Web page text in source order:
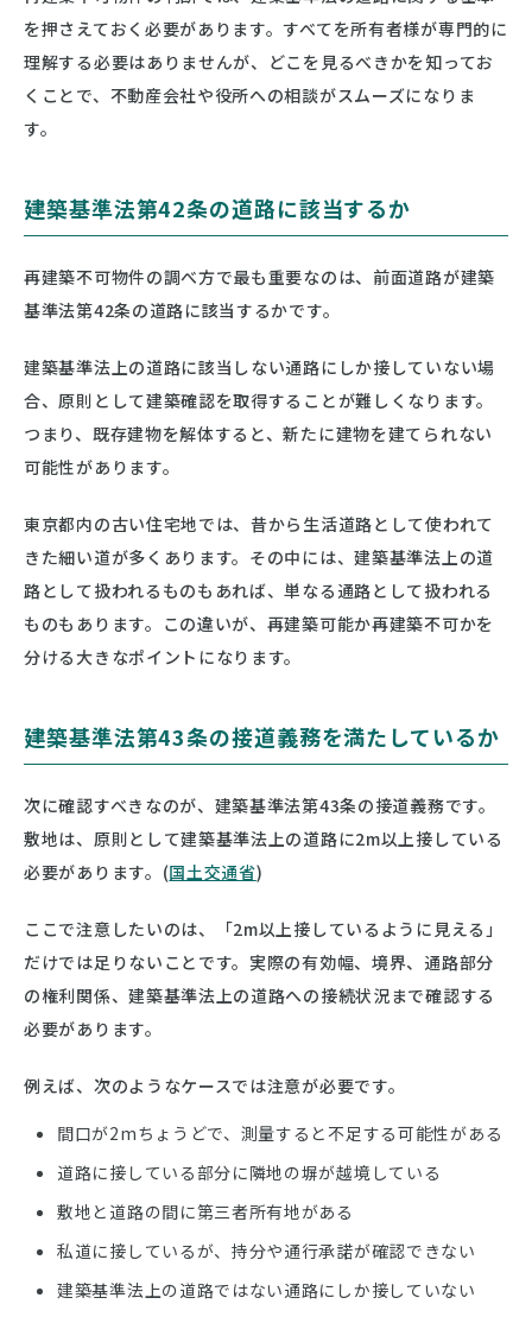
を押さえておく必要があります。すべてを所有者様が専門的に
理解する必要はありませんが、どこを見るべきかを知ってお
くことで、不動産会社や役所への相談がスムーズになりま
す。
建築基準法第42条の道路に該当するか
再建築不可物件の調べ方で最も重要なのは、前面道路が建築
基準法第42条の道路に該当するかです。
建築基準法上の道路に該当しない通路にしか接していない場
合、原則として建築確認を取得することが難しくなります。
つまり、既存建物を解体すると、新たに建物を建てられない
可能性があります。
東京都内の古い住宅地では、昔から生活道路として使われて
きた細い道が多くあります。その中には、建築基準法上の道
路として扱われるものもあれば、単なる通路として扱われる
ものもあります。この違いが、再建築可能か再建築不可かを
分ける大きなポイントになります。
建築基準法第43条の接道義務を満たしているか
次に確認すべきなのが、建築基準法第43条の接道義務です。
敷地は、原則として建築基準法上の道路に2m以上接している
必要があります。(国土交通省)
ここで注意したいのは、「2m以上接しているように見える」
だけでは足りないことです。実際の有効幅、境界、通路部分
の権利関係、建築基準法上の道路への接続状況まで確認する
必要があります。
例えば、次のようなケースでは注意が必要です。
間口が2mちょうどで、測量すると不足する可能性がある
道路に接している部分に隣地の塀が越境している
敷地と道路の間に第三者所有地がある
私道に接しているが、持分や通行承諾が確認できない
建築基準法上の道路ではない通路にしか接していない